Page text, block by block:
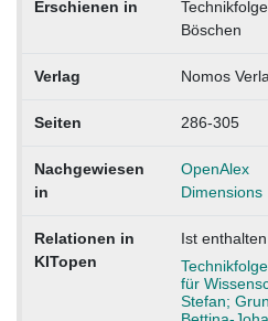
Erschienen in
Böschen
Verlag Nomos
Seiten 286-305
Nachgewiesen
in
OpenAlex
Dimensions
Relationen in
KITopen
Ist
für
Stefan;